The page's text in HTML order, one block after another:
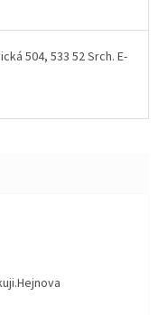
504, 533 52 Srch. E-